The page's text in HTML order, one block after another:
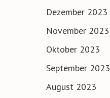
Dezember 2023
November 2023
Oktober 2023
September 2023
August 2023